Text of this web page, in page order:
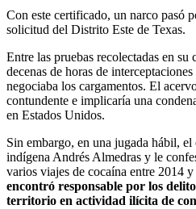
Con este certificado, un narco pasó
solicitud del Distrito Este de Texas.
Entre las pruebas recolectadas en
decenas de horas de
negociaba los cargamentos. El
contundente e implicaría una
en Estados Unidos.
Sin embargo, en una jugada hábil,
indígena Andrés Almedras y le
varios viajes de cocaína entre 2014
encontró responsable por los
territorio en actividad ilícita de